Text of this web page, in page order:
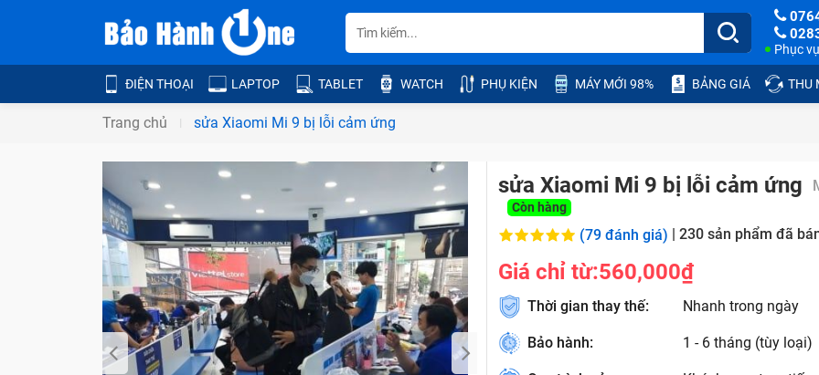
Phục
ĐIỆN THOẠI LAPTOP TABLET WATCH PHỤ KIỆN MÁY MỚI 98% BẢNG GIÁ THU
Trang chủ sửa Xiaomi Mi 9 bị lỗi cảm ứng
sửa Xiaomi Mi 9 bị lỗi cảm ứng
Còn hàng
(79 đánh giá) | 230 sản phẩm đã
Giá chỉ từ:560,000₫
Thời gian thay thế: Nhanh trong ngày
Bảo hành: 1 - 6 tháng (tùy loại)